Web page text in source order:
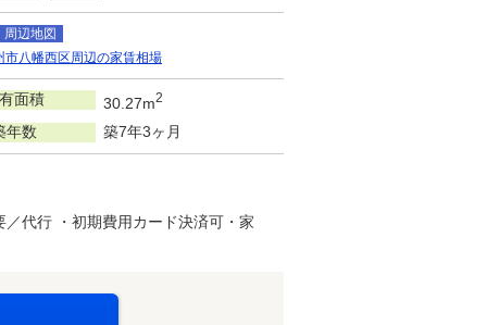
周辺地図
市八幡西区周辺の家賃相場
面積 30.27m2
年数 築7年3ヶ月
代行 ・初期費用カード決済可・家